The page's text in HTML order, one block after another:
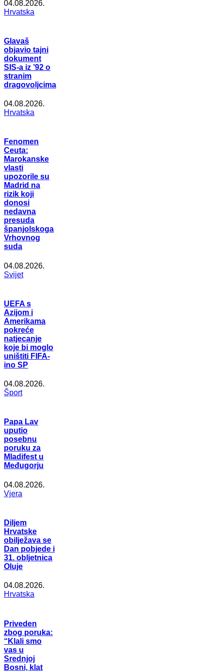
04.08.2026.
Hrvatska
Glavaš
objavio tajni
dokument
SIS-a iz ’92 o
stranim
dragovoljcima
04.08.2026.
Hrvatska
Fenomen
Ceuta:
Marokanske
vlasti
upozorile su
Madrid na
rizik koji
donosi
nedavna
presuda
španjolskoga
Vrhovnog
suda
04.08.2026.
Svijet
UEFA s
Azijom i
Amerikama
pokreće
natjecanje
koje bi moglo
uništiti FIFA-
ino SP
04.08.2026.
Šport
Papa Lav
uputio
posebnu
poruku za
Mladifest u
Međugorju
04.08.2026.
Vjera
Diljem
Hrvatske
obilježava se
Dan pobjede i
31. obljetnica
Oluje
04.08.2026.
Hrvatska
Priveden
zbog poruka:
“Klali smo
vas u
Srednjoj
Bosni, klat